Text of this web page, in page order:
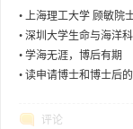
• 上海理工大学 顾敏院
光子学方向博士后加入
• 深圳大学生命与海洋
码RNA与肺血管病”课题
• 学海无涯，博后有期
• 读申请博士和博士后
评论